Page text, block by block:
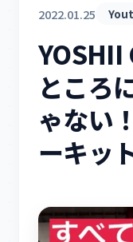
2022.01.25
ところ
ゃない
ーキッ